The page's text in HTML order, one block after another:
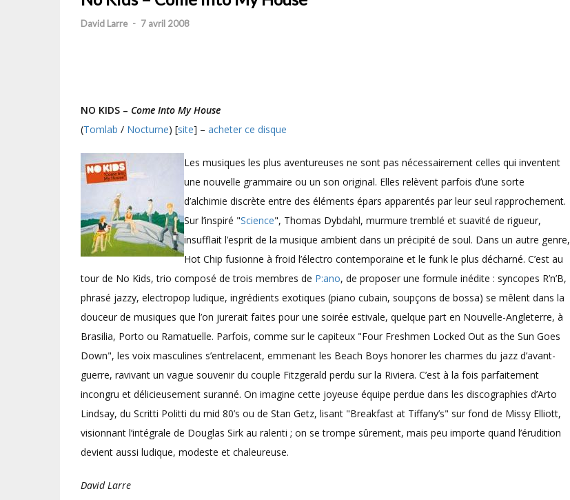
David Larre - 7 avril 2008
NO KIDS – Come Into My House
(Tomlab / Nocturne) [site] – acheter ce disque
Les musiques les plus aventureuses ne sont pas nécessairement celles qui inventent
une nouvelle grammaire ou un son original. Elles relèvent parfois d’une sorte
d’alchimie discrète entre des éléments épars apparentés par leur seul rapprochement.
Sur l’inspiré "Science", Thomas Dybdahl, murmure tremblé et suavité de rigueur,
insufflait l’esprit de la musique ambient dans un précipité de soul. Dans un autre genre,
Hot Chip fusionne à froid l’électro contemporaine et le funk le plus décharné. C’est au
tour de No Kids, trio composé de trois membres de P:ano, de proposer une formule inédite : syncopes R’n’B,
phrasé jazzy, electropop ludique, ingrédients exotiques (piano cubain, soupçons de bossa) se mêlent dans la
douceur de musiques que l’on jurerait faites pour une soirée estivale, quelque part en Nouvelle-Angleterre, à
Brasilia, Porto ou Ramatuelle. Parfois, comme sur le capiteux "Four Freshmen Locked Out as the Sun Goes
Down", les voix masculines s’entrelacent, emmenant les Beach Boys honorer les charmes du jazz d’avant-
guerre, ravivant un vague souvenir du couple Fitzgerald perdu sur la Riviera. C’est à la fois parfaitement
incongru et délicieusement suranné. On imagine cette joyeuse équipe perdue dans les discographies d’Arto
Lindsay, du Scritti Politti du mid 80’s ou de Stan Getz, lisant "Breakfast at Tiffany’s" sur fond de Missy Elliott,
visionnant l’intégrale de Douglas Sirk au ralenti ; on se trompe sûrement, mais peu importe quand l’érudition
devient aussi ludique, modeste et chaleureuse.
David Larre